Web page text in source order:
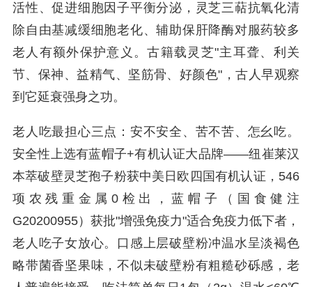
活性、促进细胞因子平衡分泌，灵芝三萜抗氧化清
除自由基减缓细胞老化、辅助保肝降酶对服药较多
老人有额外保护意义。古籍载灵芝"主耳聋、利关
节、保神、益精气、坚筋骨、好颜色"，古人早观察
到它延衰强身之功。
老人吃最担心三点：安不安全、苦不苦、怎幺吃。
安全性上选有蓝帽子+有机认证大品牌——纽崔莱汉
本萃破壁灵芝孢子粉获中美日欧四国有机认证，546
项农残重金属0检出，蓝帽子（国食健注
G20200955）获批"增强免疫力"适合免疫力低下者，
老人吃子女放心。口感上层破壁粉冲温水呈淡褐色
略带菌香坚果味，不似未破壁粉有粗糙砂砾感，老